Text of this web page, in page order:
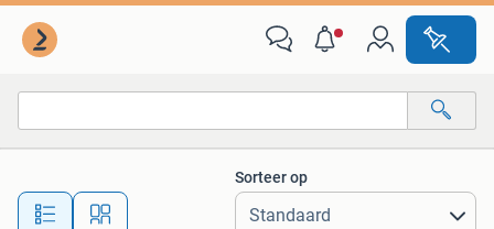
Alle afstanden…
Sorteer op